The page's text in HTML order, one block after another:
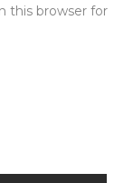
this browser for